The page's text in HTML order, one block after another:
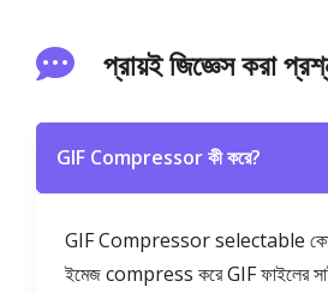
প্রায়ই জিজ্ঞেস করা
GIF Compressor কী করে?
GIF Compressor selectable
ইমেজ compress করে GIF ফাইলের